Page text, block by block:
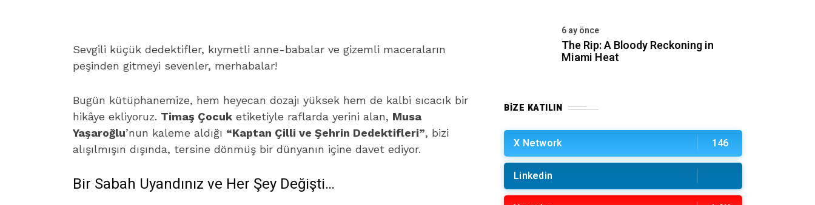
Sevgili küçük dedektifler, kıymetli anne-babalar ve gizemli maceraların
peşinden gitmeyi sevenler, merhabalar!
Bugün kütüphanemize, hem heyecan dozajı yüksek hem de kalbi sıcacık bir
hikâye ekliyoruz. Timaş Çocuk etiketiyle raflarda yerini alan, Musa
Yaşaroğlu’nun kaleme aldığı “Kaptan Çilli ve Şehrin Dedektifleri”, bizi
alışılmışın dışında, tersine dönmüş bir dünyanın içine davet ediyor.
Bir Sabah Uyandınız ve Her Şey Değişti…
6 ay önce
The Rip: A Bloody Reckoning in
Miami Heat
BIZE KATILIN
X Network 146
Linkedin